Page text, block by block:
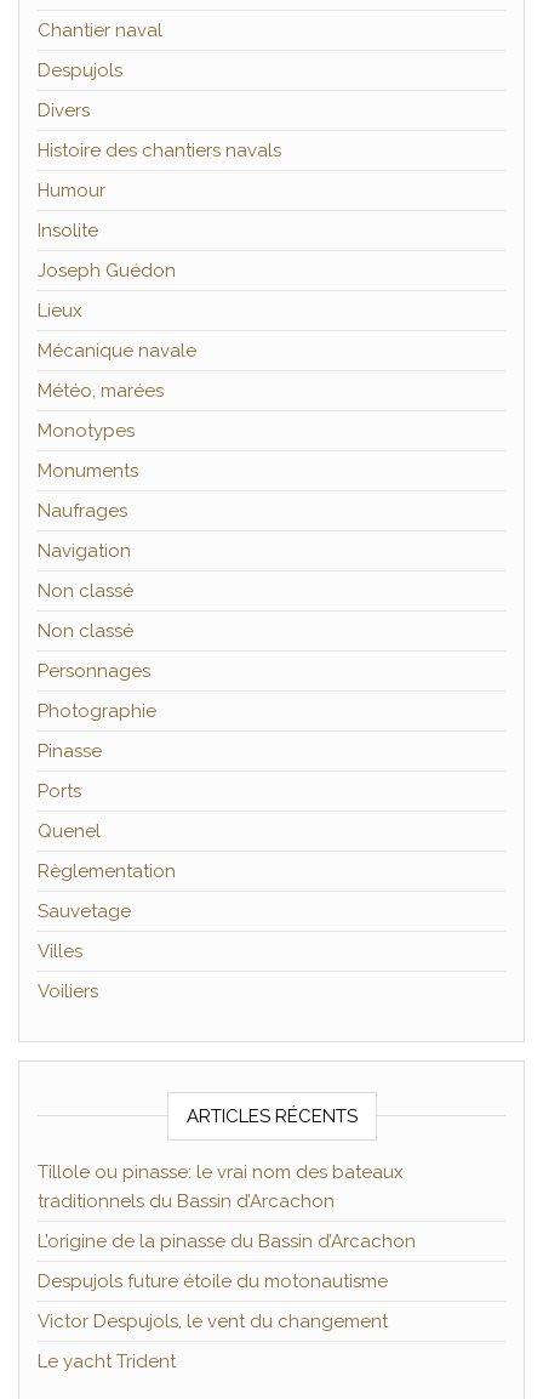
Chantier naval
Despujols
Divers
Histoire des chantiers navals
Humour
Insolite
Joseph Guédon
Lieux
Mécanique navale
Météo, marées
Monotypes
Monuments
Naufrages
Navigation
Non classé
Non classé
Personnages
Photographie
Pinasse
Ports
Quenel
Règlementation
Sauvetage
Villes
Voiliers
ARTICLES RÉCENTS
Tillole ou pinasse: le vrai nom des bateaux
traditionnels du Bassin d’Arcachon
L’origine de la pinasse du Bassin d’Arcachon
Despujols future étoile du motonautisme
Victor Despujols, le vent du changement
Le yacht Trident